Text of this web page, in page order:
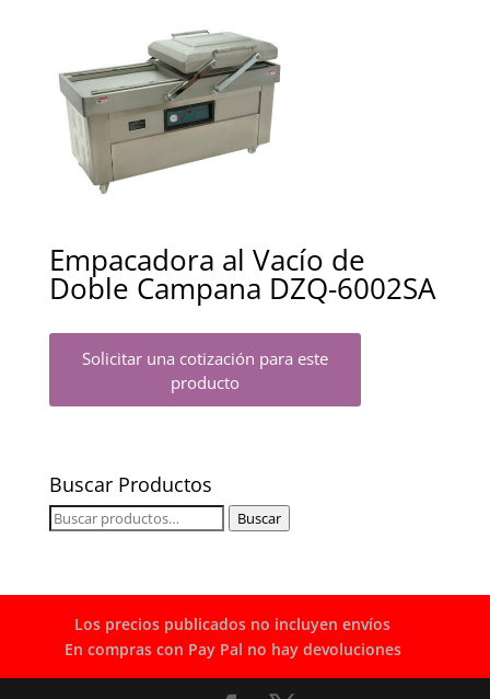
Empacadora al Vacío de
Doble Campana DZQ-6002SA
Solicitar una cotización para este
producto
Buscar Productos
Buscar
Buscar
Los precios publicados no incluyen envíos
En compras con Pay Pal no hay devoluciones